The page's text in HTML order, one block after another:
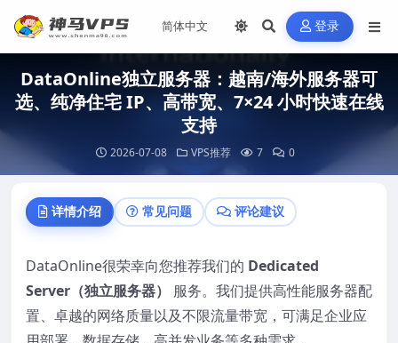
登录
DataOnline独立服务器：越南/海外服务器可
选、纯净住宅 IP、高带宽、7×24 小时快速在线
支持
2026-07-08 VPS推荐 7 0
详情介绍 常见问题 评论建议
DataOnline很荣幸向您推荐我们的 Dedicated
Server （独立服务器）
服务。我们提供高性能服务器配
置、卓越的网络质量以及不限流量带宽，可满足企业应